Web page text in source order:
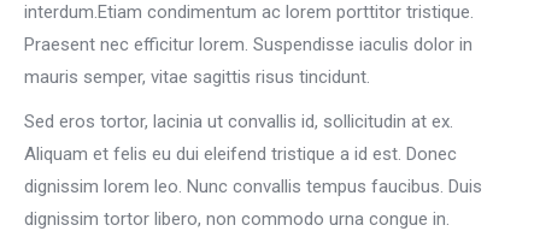
interdum.Etiam condimentum ac lorem porttitor tristique.
Praesent nec efficitur lorem. Suspendisse iaculis dolor in
mauris semper, vitae sagittis risus tincidunt.
Sed eros tortor, lacinia ut convallis id, sollicitudin at ex.
Aliquam et felis eu dui eleifend tristique a id est. Donec
dignissim lorem leo. Nunc convallis tempus faucibus. Duis
dignissim tortor libero, non commodo urna congue in.